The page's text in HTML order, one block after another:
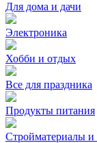
Для дома и дачи
Электроника
Хобби и отдых
Все для праздника
Продукты питания
Стройматериалы